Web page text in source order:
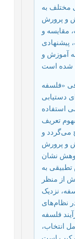
مختلف به
و پرورش
مقایسه و
پیشنهادی
آموزش و
«فلسفه
دستیابی
استفاده
تعریف
و
و پرورش
نشان
​​به
از منظر
نزدیک
نظام‌های
فلسفه
انتخاب،